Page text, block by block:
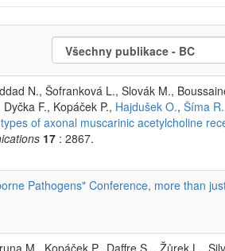
N., Šofranková L., Slovák M.,
Dyčka F., Kopáček P., Hajdušek O., Šíma R.
of axonal muscarinic acetylcholine
17 : 2867.
Pathogens" Conference, more than
M., Kopáček P., Daffre S. , Žůrek L.,